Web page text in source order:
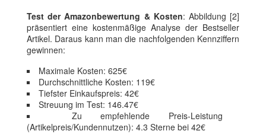
Test der Amazonbewertung & Kosten: Abbildung [2]
präsentiert eine kostenmäßige Analyse der Bestseller
Artikel. Daraus kann man die nachfolgenden Kennziffern
gewinnen:
Maximale Kosten: 625€
Durchschnittliche Kosten: 119€
Tiefster Einkaufspreis: 42€
Streuung im Test: 146.47€
Zu empfehlende Preis-Leistung
(Artikelpreis/Kundennutzen): 4.3 Sterne bei 42€